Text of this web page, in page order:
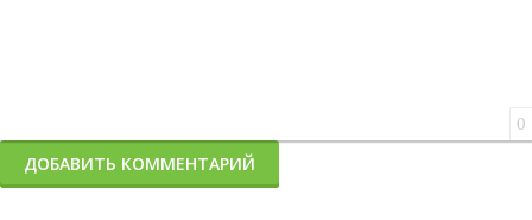
0
ДОБАВИТЬ КОММЕНТАРИЙ